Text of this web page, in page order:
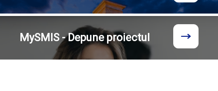
MySMIS - Depune proiectul